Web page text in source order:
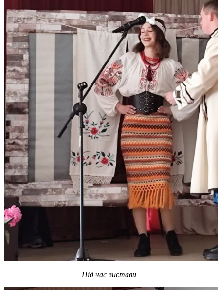
Під час вистави